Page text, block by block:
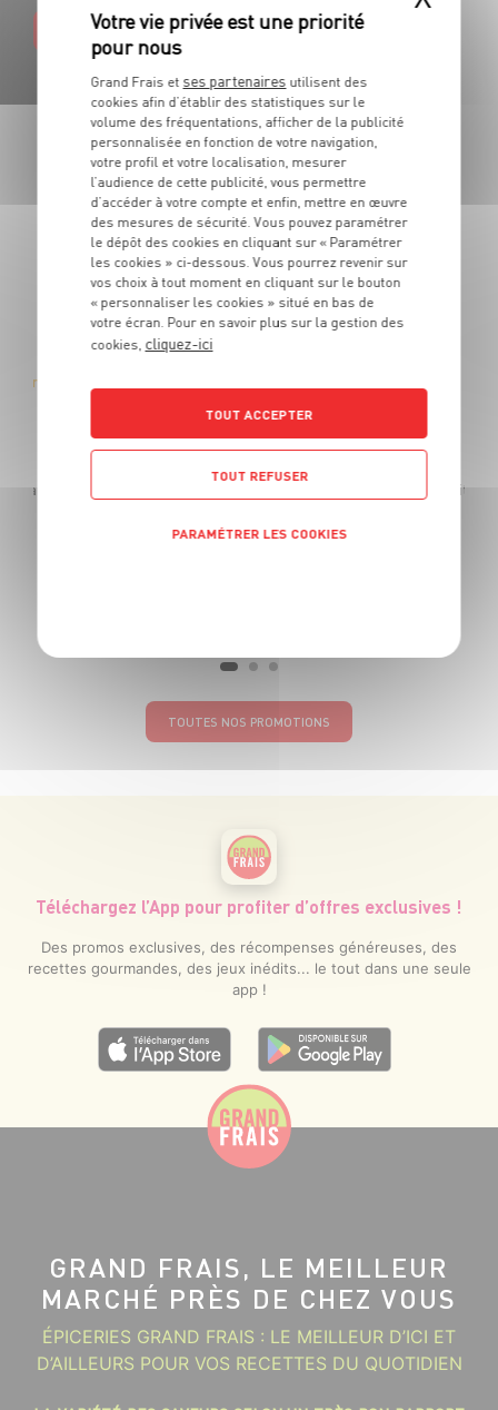
EN SAVOIR PLUS
LES PROMOTIONS
DE VOTRE ÉPICIER
Des produits de qualité et des promotions tous les jours.
De quoi cuisiner tous vos repas au meilleur prix !
à congeler de 60ml - Prix du paquet vendu seul : 0€99 soit 1€65 le litre
TOUTES NOS PROMOTIONS
Téléchargez l’App pour profiter d’offres exclusives !
Des promos exclusives, des récompenses généreuses, des
recettes gourmandes, des jeux inédits... le tout dans une seule
app !
GRAND FRAIS, LE MEILLEUR
MARCHÉ PRÈS DE CHEZ VOUS
ÉPICERIES GRAND FRAIS : LE MEILLEUR D’ICI ET
D’AILLEURS POUR VOS RECETTES DU QUOTIDIEN
Grand Frais et ses partenaires utilisent des
cookies afin d’établir des statistiques sur le
volume des fréquentations, afficher de la publicité
personnalisée en fonction de votre navigation,
votre profil et votre localisation, mesurer
l’audience de cette publicité, vous permettre
d’accéder à votre compte et enfin, mettre en œuvre
des mesures de sécurité. Vous pouvez paramétrer
le dépôt des cookies en cliquant sur « Paramétrer
les cookies » ci-dessous. Vous pourrez revenir sur
vos choix à tout moment en cliquant sur le bouton
« personnaliser les cookies » situé en bas de
votre écran. Pour en savoir plus sur la gestion des
cookies, cliquez-ici
TOUT ACCEPTER
TOUT REFUSER
PARAMÉTRER LES COOKIES